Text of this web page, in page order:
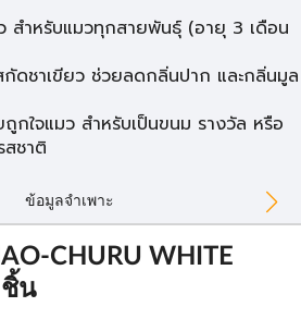
สำหรับแมวทุกสายพันธุ์ (อายุ 3 เดือน
ดชาเขียว ช่วยลดกลิ่นปาก และกลิ่นมูล
กใจแมว สำหรับเป็นขนม รางวัล หรือ
สชาติ
ข้อมูลจำเพาะ
CHURU WHITE
ชิ้น